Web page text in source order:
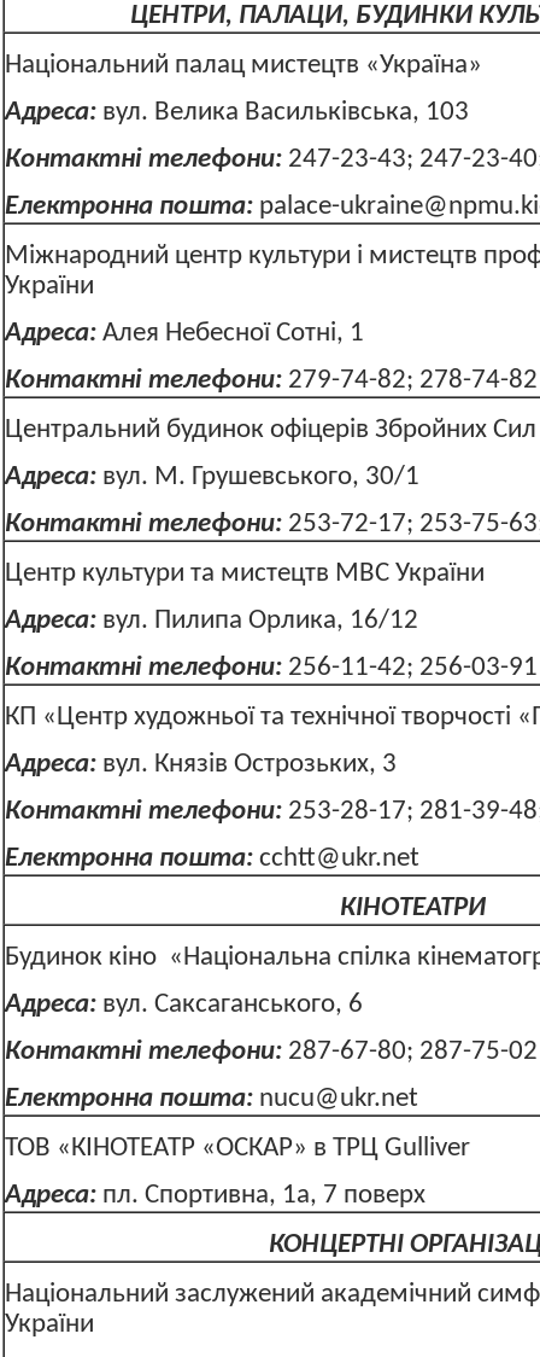
ЦЕНТРИ, ПАЛАЦИ, БУДИНКИ
Національний палац мистецтв «Україна»
Адреса:вул. Велика Васильківська,
Контактні телефони:247-23-43; 247-23-
Електронна пошта: palace-
Міжнародний центр культури і мистецтв
України
Адреса:Алея Небесної Сотні,
Контактні телефони:279-74-82; 278-
Центральний будинок офіцерів Збройних Сил
Адреса:вул. М. Грушевського, 30/1
Контактні телефони:253-72-17; 253-75-
Центр культури та мистецтв МВС
Адреса:вул. Пилипа Орлика, 16/12
Контактні телефони:256-11-42;
КП «Центр художньої та технічної творчості
Адреса:вул. Князів
Контактні телефони:253-28-17; 281-39-
Електронна пошта: cchtt@ukr.net
КІНОТЕАТРИ
Будинок кіно «Національна спілка
Адреса:вул. Саксаганського, 6
Контактні телефони:287-67-80; 287-75-02
Електронна пошта: nucu@ukr.net
ТОВ «КІНОТЕАТР «ОСКАР» в ТРЦ Gulliver
Адреса:пл. Спортивна, 1а, 7 поверх
КОНЦЕРТНІ
Національний заслужений академічний
України